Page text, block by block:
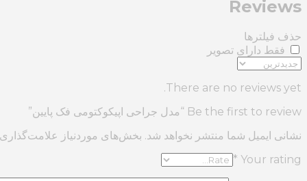
Reviews
حذف فیلترها
فقط دارای تصویر
There are no reviews yet.
Be the first to review “مدل جراحی اپیکوکتومی فک پایین”
نشانی ایمیل شما منتشر نخواهد شد. بخش‌های موردنیاز
Your rating
*